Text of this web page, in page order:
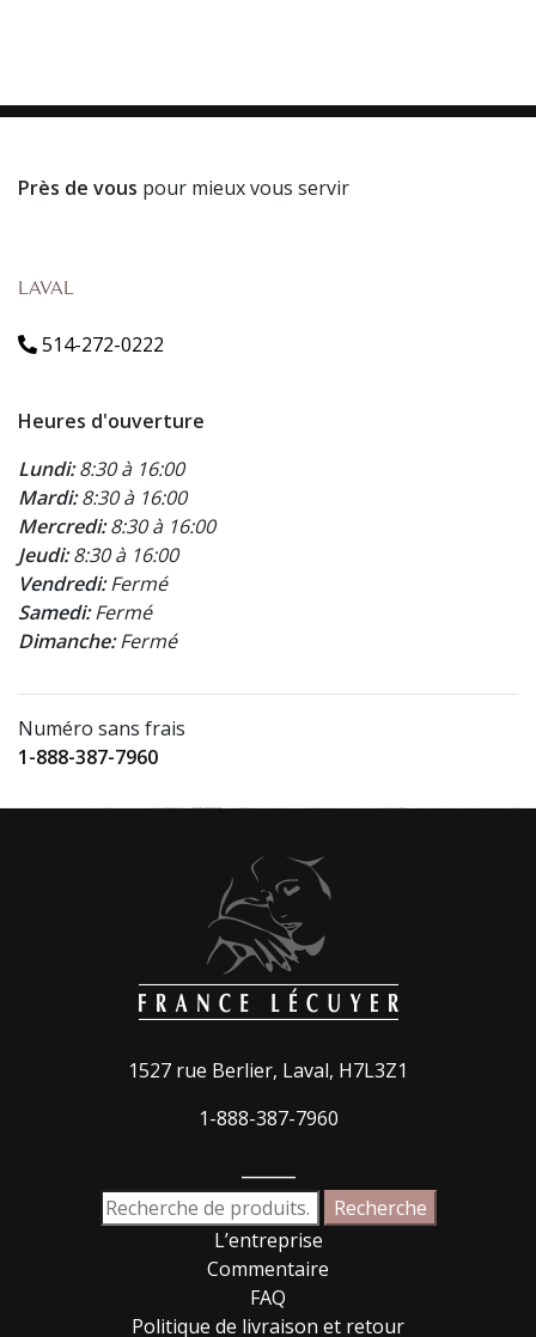
Près de vous pour mieux vous servir
LAVAL
514-272-0222
Heures d'ouverture
Lundi:8:30 à 16:00
Mardi:8:30 à 16:00
Mercredi:8:30 à 16:00
Jeudi:8:30 à 16:00
Vendredi:Fermé
Samedi:Fermé
Dimanche:Fermé
Numéro sans frais
1-888-387-7960
1527 rue Berlier, Laval, H7L3Z1
1-888-387-7960
Recherche
pour :
Recherche
L’entreprise
Commentaire
FAQ
Politique de livraison et retour